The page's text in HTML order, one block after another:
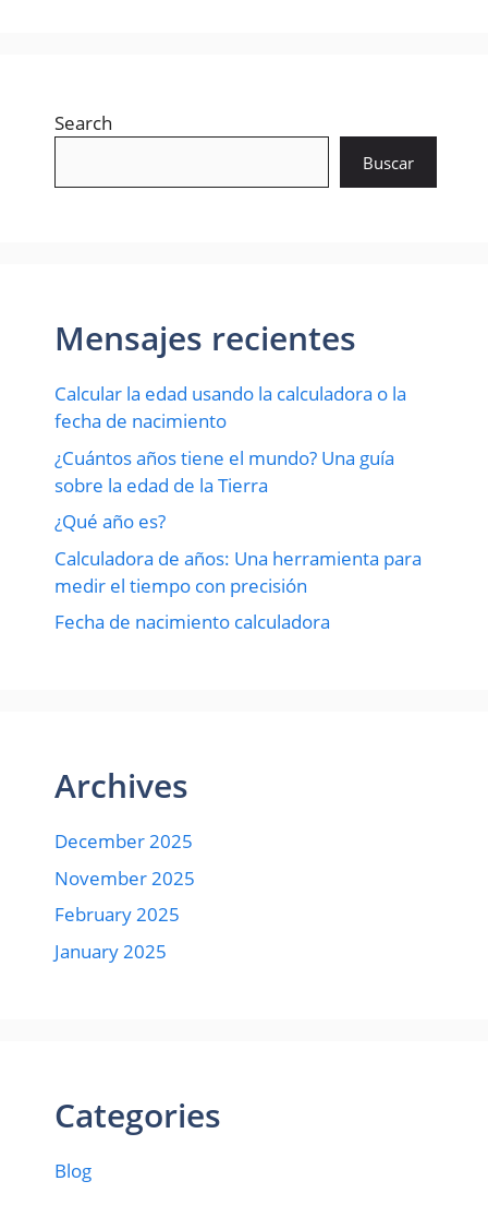
Search
Buscar
Mensajes recientes
Calcular la edad usando la calculadora o la
fecha de nacimiento
¿Cuántos años tiene el mundo? Una guía
sobre la edad de la Tierra
¿Qué año es?
Calculadora de años: Una herramienta para
medir el tiempo con precisión
Fecha de nacimiento calculadora
Archives
December 2025
November 2025
February 2025
January 2025
Categories
Blog